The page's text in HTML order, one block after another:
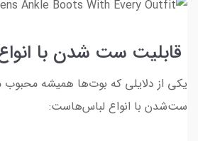
قابلیت ست شدن با
یکی از دلایلی که بوت‌ها همیشه محبوب
ست‌شدن با انواع لباس‌هاست: